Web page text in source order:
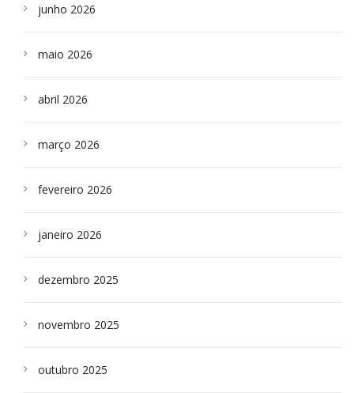
junho 2026
maio 2026
abril 2026
março 2026
fevereiro 2026
janeiro 2026
dezembro 2025
novembro 2025
outubro 2025